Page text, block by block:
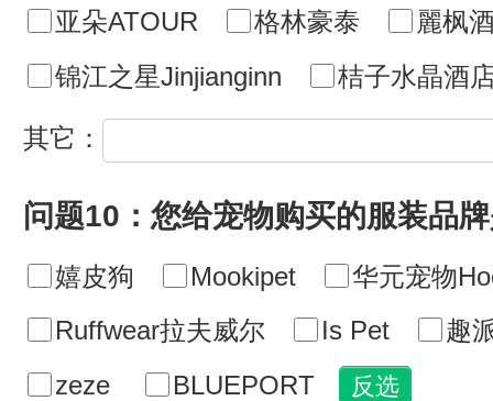
亚朵ATOUR 格林豪泰
麗枫
锦江之星Jinjianginn
桔子水晶酒
其它：
问题10：您给宠物购买的服装品
嬉皮狗 Mookipet
华元宠物
Ruffwear拉夫威尔
Is Pet
趣
zeze
BLUEPORT